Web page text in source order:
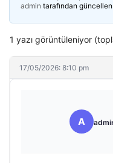
admin tarafından
1 yazı görüntüleniyor
17/05/2026: 8:10 pm
A